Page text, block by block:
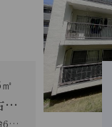
青葉区しらとり台 中古戸建
神奈川県横浜市青葉区しらとり台60-58